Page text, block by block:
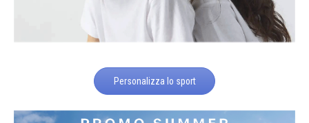
Personalizza lo sport